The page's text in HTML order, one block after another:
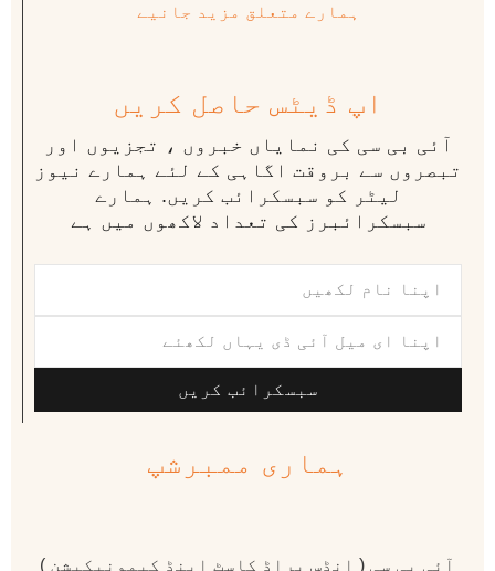
ہمارے متعلق مزید جانیے
اپ ڈیٹس حاصل کریں
آئی بی سی کی نمایاں خبروں ، تجزیوں اور
تبصروں سے بروقت اگاہی کے لئے ہمارے نیوز
لیٹر کو سبسکرائب کریں. ہمارے
سبسکرائبرز کی تعداد لاکھوں میں ہے
سبسکرائب کریں
ہماری ممبرشپ
آئی بی سی ( انڈس براڈ کاسٹ اینڈ کیمونیکیشن )